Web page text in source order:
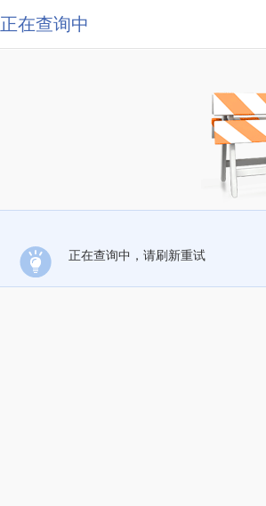
正在查询中
正在查询中，请刷新重试